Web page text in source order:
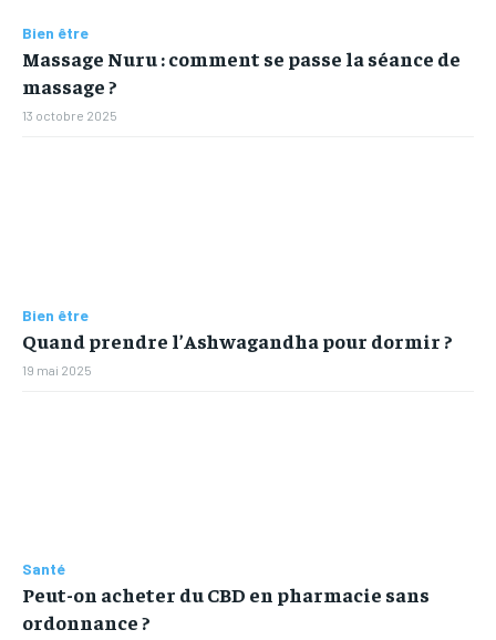
Bien être
Massage Nuru : comment se passe la séance de
massage ?
13 octobre 2025
Bien être
Quand prendre l’Ashwagandha pour dormir ?
19 mai 2025
Santé
Peut-on acheter du CBD en pharmacie sans
ordonnance ?